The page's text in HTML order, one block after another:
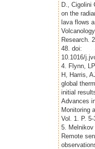
D., Cigolini
on the
lava flows
Research.
48. doi:
10.1016/
4. Flynn,
H, Harris,
global
initial
Advances
Monitoring
Vol. 1. P. 5-
5. Melnikov
Remote